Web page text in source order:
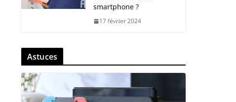
smartphone ?
17 février 2024
Astuces